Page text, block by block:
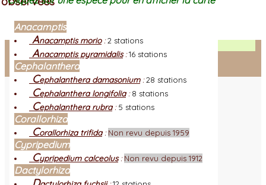
Facebook
Connexion adhérent
Anacamptis
Anacamptis morio:2 stations
Anacamptis pyramidalis:16 stations
Cephalanthera
Cephalanthera damasonium:28 stations
Cephalanthera longifolia:8 stations
Cephalanthera rubra:5 stations
Corallorhiza
Corallorhiza trifida:Non revu depuis 1959
Cypripedium
Cypripedium calceolus:Non revu depuis 1912
Dactylorhiza